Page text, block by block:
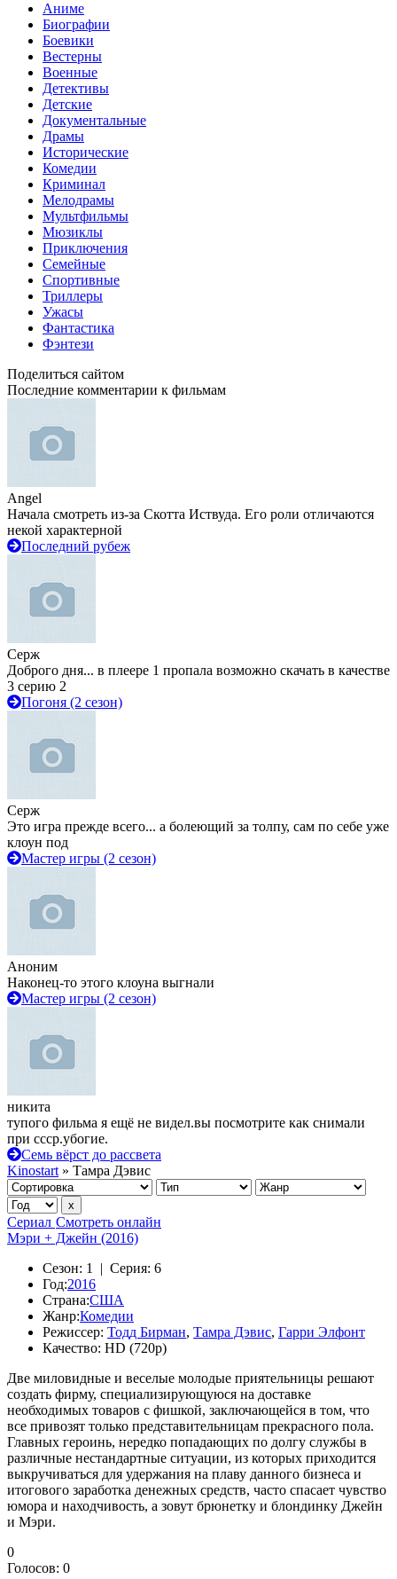
Аниме
Биографии
Боевики
Вестерны
Военные
Детективы
Детские
Документальные
Драмы
Исторические
Комедии
Криминал
Мелодрамы
Мультфильмы
Мюзиклы
Приключения
Семейные
Спортивные
Триллеры
Ужасы
Фантастика
Фэнтези
Поделиться сайтом
Последние комментарии к фильмам
Angel
Начала смотреть из-за Скотта Иствуда. Его роли отличаются
некой характерной
Последний рубеж
Серж
Доброго дня... в плеере 1 пропала возможно скачать в качестве
3 серию 2
Погоня (2 сезон)
Серж
Это игра прежде всего... а болеющий за толпу, сам по себе уже
клоун под
Мастер игры (2 сезон)
Аноним
Наконец-то этого клоуна выгнали
Мастер игры (2 сезон)
никита
тупого фильма я ещё не видел.вы посмотрите как снимали
при ссср.убогие.
Семь вёрст до рассвета
Kinostart » Тамра Дэвис
Сериал Смотреть онлайн
Мэри + Джейн (2016)
Сезон: 1 | Серия: 6
Год:2016
Страна:США
Жанр:Комедии
Режиссер: Тодд Бирман, Тамра Дэвис, Гарри Элфонт
Качество: HD (720p)
Две миловидные и веселые молодые приятельницы решают
создать фирму, специализирующуюся на доставке
необходимых товаров с фишкой, заключающейся в том, что
все привозят только представительницам прекрасного пола.
Главных героинь, нередко попадающих по долгу службы в
различные нестандартные ситуации, из которых приходится
выкручиваться для удержания на плаву данного бизнеса и
итогового заработка денежных средств, часто спасает чувство
юмора и находчивость, а зовут брюнетку и блондинку Джейн
и Мэри.
0
Голосов: 0